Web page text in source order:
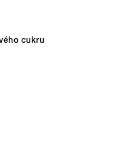
cukru